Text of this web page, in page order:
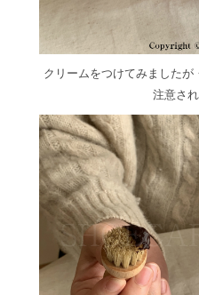
クリームをつけてみましたが
注意され